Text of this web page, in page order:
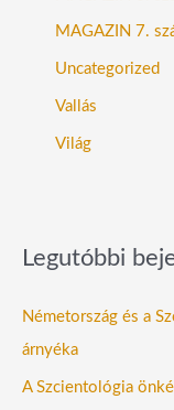
MAGAZIN 7.
Uncategorized
Vallás
Világ
Legutóbbi
Németország és a
árnyéka
A Szcientológia